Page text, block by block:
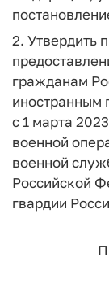
2. Утвердить
гражданам
иностранным
с 1 марта
военной
военной
Российской
гвардии